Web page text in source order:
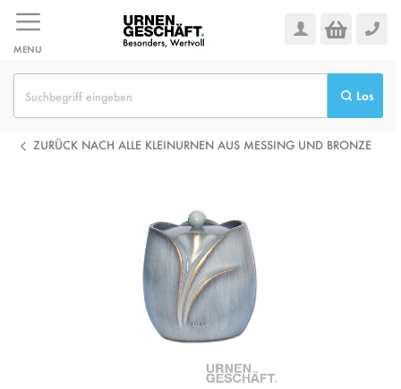
Inhalt
springen
MENU
Los
ZURÜCK NACH ALLE KLEINURNEN AUS MESSING UND BRONZE